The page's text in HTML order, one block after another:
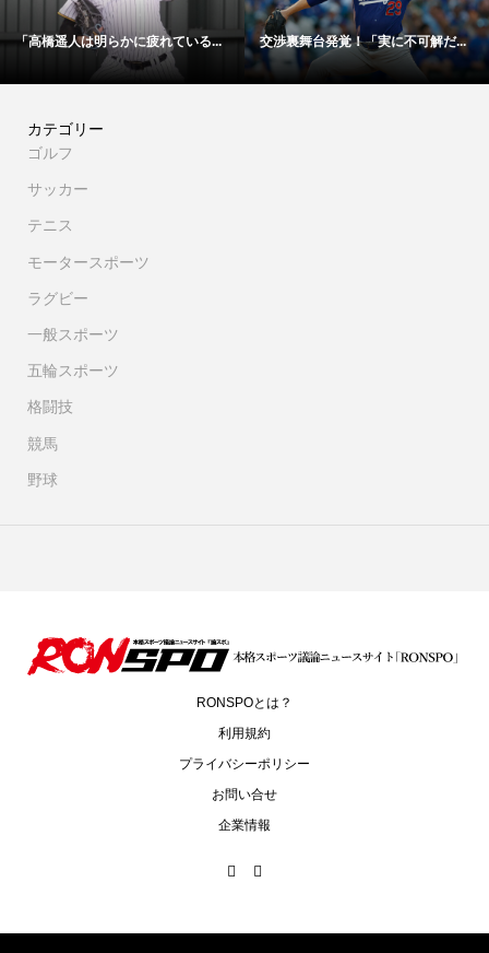
実に不可解だ... 「48時間以内にサイン！」冨安健... 【映像】大谷翔
カテゴリー
ゴルフ
サッカー
テニス
モータースポーツ
ラグビー
一般スポーツ
五輪スポーツ
格闘技
競馬
野球
RONSPOとは？
利用規約
プライバシーポリシー
お問い合せ
企業情報